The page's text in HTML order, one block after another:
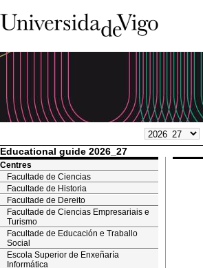
Educational guide 2026_27
Centres
Facultade de Ciencias
Facultade de Historia
Facultade de Dereito
Facultade de Ciencias Empresariais e
Turismo
Facultade de Educación e Traballo
Social
Escola Superior de Enxeñaría
Informática